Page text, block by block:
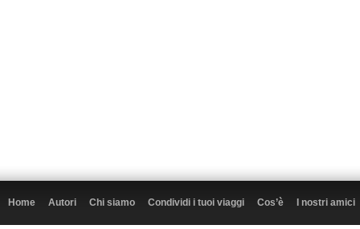
Home Autori Chi siamo Condividi i tuoi viaggi Cos’è I nostri amici